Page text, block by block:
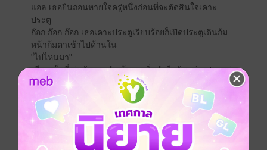
แอล เธอยืนถอนหายใจครู่หนึ่งก่อนที่จะตัดสินใจเคาะ
ประตู
ก๊อก ก๊อก ก๊อก เธอเคาะประตูเรียบร้อยก็เปิดประตูเดินก้ม
หน้าก้มตาเข้าไปด้านใน
"ไปไหนมา"
เสียงแข็งที่เอ่ยทักทายทำเข้าเอยเริ่มกำมือกันแน่น ประหม่า
กับเรื่องที่จะพูดกับมานูแอลพอสมควร
"เอยขอยืมเงินคุณสักห้าหมื่นได้ไหมคะ แล้วเอยจะรีบหามา
คืนค่ะ" เธอไม่อยากลงรายละเอียดว่าจะเอาเงินไปจ่ายค่า
รักษาของพ่อ เดี๋ยวจะถูกมองสิ่งที่เธอต้องการจากเขาก็มี
เพียงแค่เงินเท่านั้น
"หึ่..." มานูแอลละสายตาจากการมองหน้าจอไปแพดในมือ